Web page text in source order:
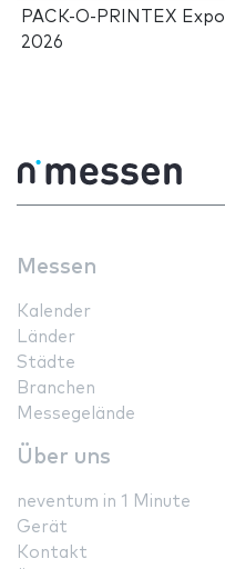
PACK-O-PRINTEX Expo
2026
Messen
Kalender
Länder
Städte
Branchen
Messegelände
Über uns
neventum in 1 Minute
Gerät
Kontakt